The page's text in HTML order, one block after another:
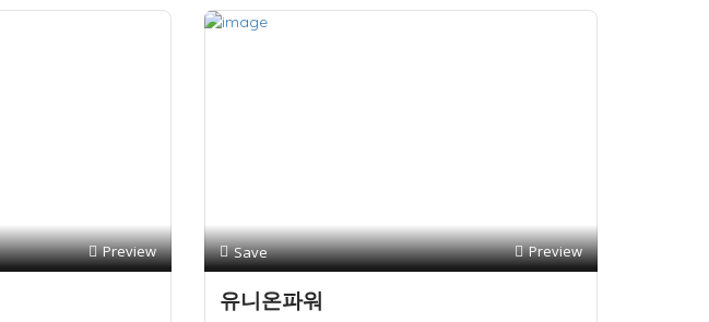
Preview Save Preview
유니온파워